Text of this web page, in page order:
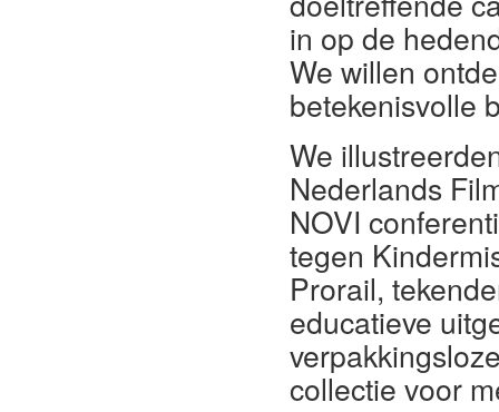
in op de
We willen
betekenisvolle
We
Nederlands
NOVI
tegen
Prorail,
educatieve
collectie voor